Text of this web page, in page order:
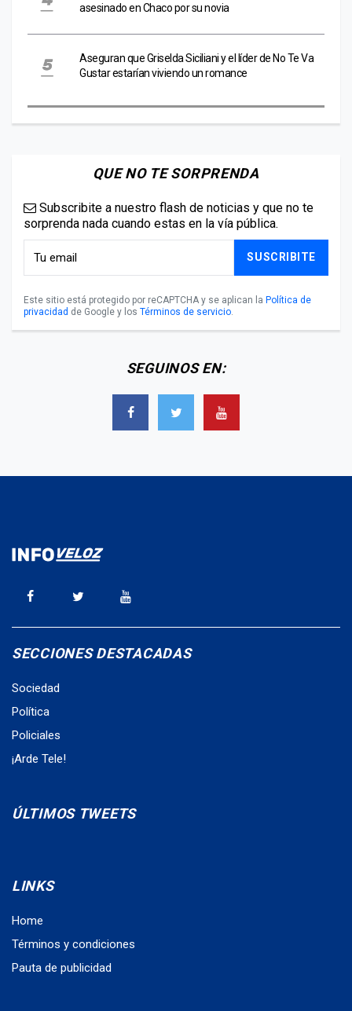
asesinado en Chaco por su novia
Aseguran que Griselda Siciliani y el líder de No Te Va
Gustar estarían viviendo un romance
QUE NO TE SORPRENDA
Subscribite a nuestro flash de noticias y que no te
sorprenda nada cuando estas en la vía pública.
SUSCRIBITE
Este sitio está protegido por reCAPTCHA y se aplican la Política de
privacidad de Google y los Términos de servicio.
SEGUINOS EN:
SECCIONES DESTACADAS
Sociedad
Política
Policiales
¡Arde Tele!
ÚLTIMOS TWEETS
LINKS
Home
Términos y condiciones
Pauta de publicidad